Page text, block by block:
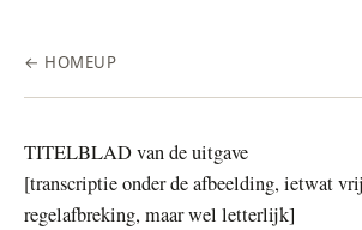
← HOMEUP
TITELBLAD van de uitgave
[transcriptie onder de afbeelding, ietwat
regelafbreking, maar wel letterlijk]